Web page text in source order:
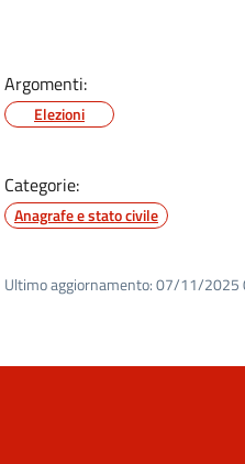
Argomenti:
Elezioni
Categorie:
Anagrafe e stato civile
Ultimo aggiornamento:07/11/2025